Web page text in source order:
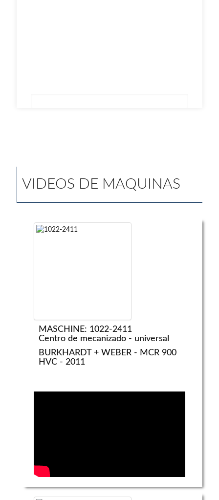
VIDEOS DE MAQUINAS
MASCHINE: 1022-2411
Centro de mecanizado - universal
BURKHARDT + WEBER - MCR 900
HVC - 2011